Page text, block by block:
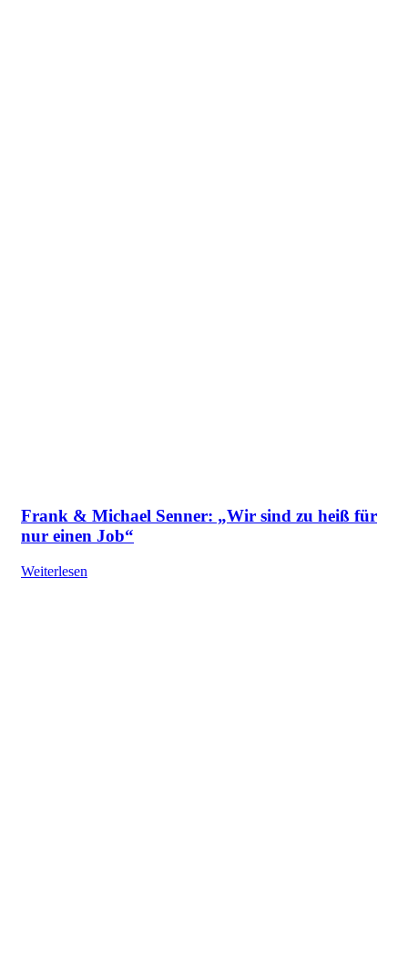
Frank & Michael Senner: „Wir sind zu heiß für
nur einen Job“
Weiterlesen